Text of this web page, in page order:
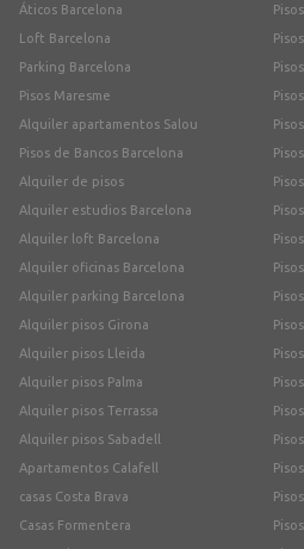
Áticos Barcelona
Loft Barcelona
Parking Barcelona
Pisos Maresme
Alquiler apartamentos Salou
Pisos de Bancos Barcelona
Alquiler de pisos
Alquiler estudios Barcelona
Alquiler loft Barcelona
Alquiler oficinas Barcelona
Alquiler parking Barcelona
Alquiler pisos Girona
Alquiler pisos Lleida
Alquiler pisos Palma
Alquiler pisos Terrassa
Alquiler pisos Sabadell
Apartamentos Calafell
casas Costa Brava
Casas Formentera